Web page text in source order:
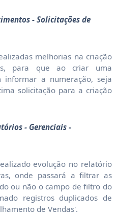
- Solicitações de
melhorias na criação
para que ao criar uma
informar a numeração, seja
solicitação para a criação
- Gerenciais -
evolução no relatório
onde passará a filtrar as
ou não o campo de filtro do
registros duplicados de
de Vendas'.